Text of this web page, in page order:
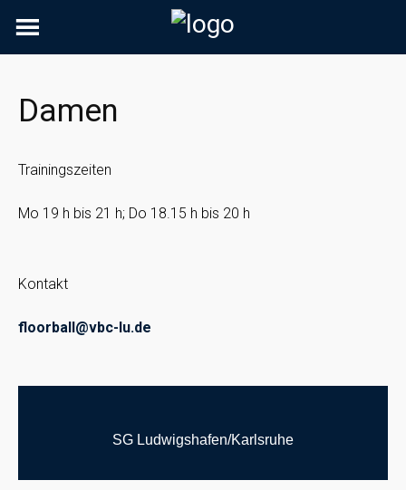
Damen
Trainingszeiten
Mo 19 h bis 21 h; Do 18.15 h bis 20 h
Kontakt
floorball@vbc-lu.de
SG Ludwigshafen/Karlsruhe